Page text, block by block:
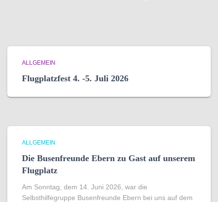
ALLGEMEIN
Flugplatzfest 4. -5. Juli 2026
ALLGEMEIN
Die Busenfreunde Ebern zu Gast auf unserem
Flugplatz
Am Sonntag, dem 14. Juni 2026, war die
Selbsthilfegruppe Busenfreunde Ebern bei uns auf dem